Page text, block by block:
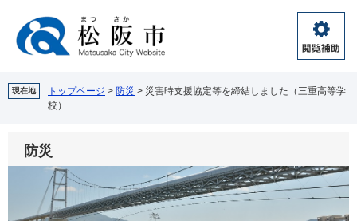
閲
覧
助
現在地 トップページ > 防災 > 災害時支援協定等を締結しました（三重高等学
校）
防災